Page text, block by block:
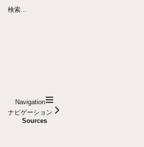
検索...
Navigation
ナビゲーション
Sources